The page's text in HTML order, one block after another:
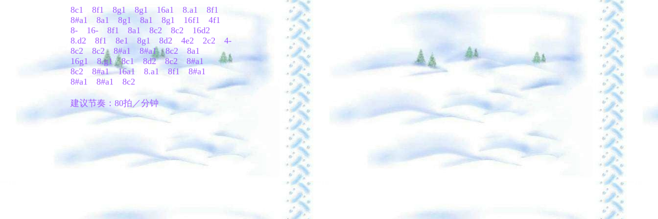
8c1 8f1 8g1 8g1 16a1 8.a1 8f1
8#a1 8a1 8g1 8a1 8g1 16f1 4f1
8- 16- 8f1 8a1 8c2 8c2 16d2
8.d2 8f1 8e1 8g1 8d2 4e2 2c2 4-
8c2 8c2 8#a1 8#a1 8c2 8a1
16g1 8.g1 8c1 8d2 8c2 8#a1
8c2 8#a1 16a1 8.a1 8f1 8#a1
8#a1 8#a1 8c2
建议节奏：80拍／分钟